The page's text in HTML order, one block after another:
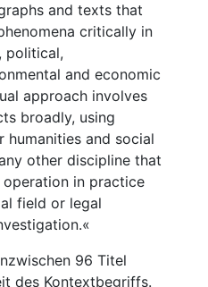
and texts that
critically in
political,
and economic
approach involves
broadly, using
humanities and social
other discipline that
in practice
field or legal
96 Titel
des Kontextbegriffs.